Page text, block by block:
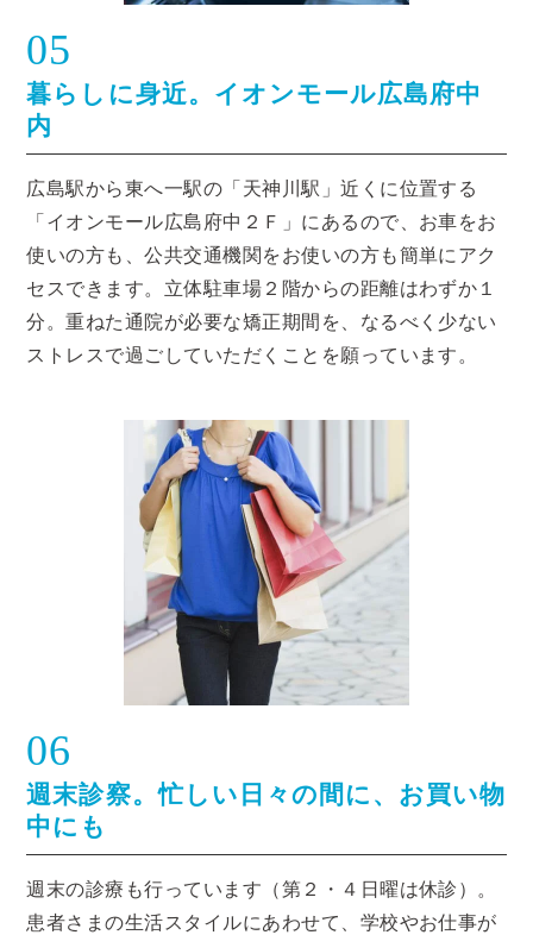
05
暮らしに身近。イオンモール広島府中
内
広島駅から東へ一駅の「天神川駅」近くに位置する
「イオンモール広島府中２Ｆ」にあるので、お車をお
使いの方も、公共交通機関をお使いの方も簡単にアク
セスできます。立体駐車場２階からの距離はわずか１
分。重ねた通院が必要な矯正期間を、なるべく少ない
ストレスで過ごしていただくことを願っています。
06
週末診察。忙しい日々の間に、お買い物
中にも
週末の診療も行っています（第２・４日曜は休診）。
患者さまの生活スタイルにあわせて、学校やお仕事が